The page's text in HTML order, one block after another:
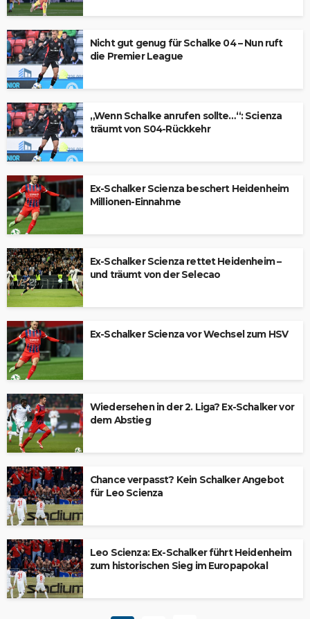
Nicht gut genug für Schalke 04 – Nun ruft
die Premier League
„Wenn Schalke anrufen sollte…“: Scienza
träumt von S04-Rückkehr
Ex-Schalker Scienza beschert Heidenheim
Millionen-Einnahme
Ex-Schalker Scienza rettet Heidenheim –
und träumt von der Selecao
Ex-Schalker Scienza vor Wechsel zum HSV
Wiedersehen in der 2. Liga? Ex-Schalker vor
dem Abstieg
Chance verpasst? Kein Schalker Angebot
für Leo Scienza
Leo Scienza: Ex-Schalker führt Heidenheim
zum historischen Sieg im Europapokal